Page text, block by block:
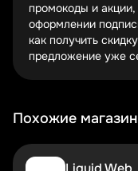
Новые
Яндекс готовит
могут быть
месяц бесплатного
правильно
другие
партнерской
Если вы планируете
промокоды и
оформлении
как получить
предложение уже
Похожие